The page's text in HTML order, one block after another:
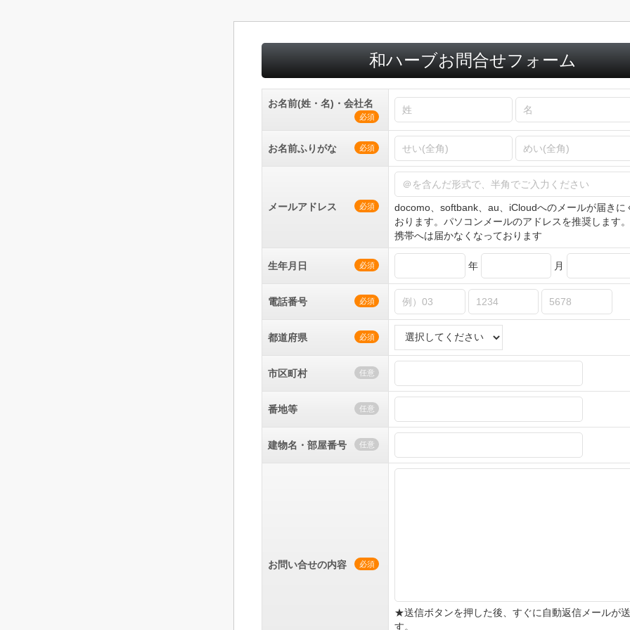
和ハーブお問合せフォーム
お名前(姓・名)・会社名
必須
お名前ふりがな 必須
メールアドレス 必須
docomo、softbank、au、iCloudへのメールが届きに
おります。パソコンメールのアドレスを推奨します
携帯へは届かなくなっております
生年月日 必須 年 月
電話番号 必須
都道府県 必須
市区町村 任意
番地等 任意
建物名・部屋番号 任意
お問い合せの内容 必須
★送信ボタンを押した後、すぐに自動返信メールが
す。